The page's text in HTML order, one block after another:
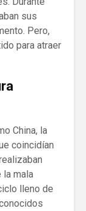
sus
Pero,
para atraer
China, la
coincidían
la mala
lleno de